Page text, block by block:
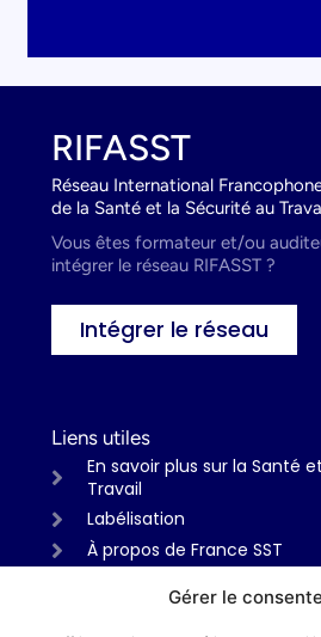
Gérer le
RIFASST
Réseau International
de la Santé et la Sécurité au
Vous êtes formateur et/ou
intégrer le réseau RIFASST ?
Intégrer le réseau
Liens utiles
En savoir plus sur la Santé
Travail
Labélisation
À propos de France SST